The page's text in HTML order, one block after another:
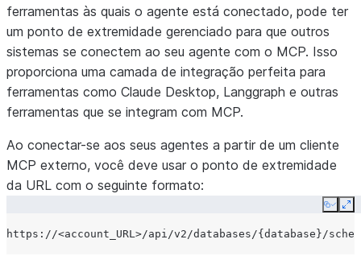
ferramentas às quais o agente está conectado, pode ter
um ponto de extremidade gerenciado para que outros
sistemas se conectem ao seu agente com o MCP. Isso
proporciona uma camada de integração perfeita para
ferramentas como Claude Desktop, Langgraph e outras
ferramentas que se integram com MCP.
Ao conectar-se aos seus agentes a partir de um cliente
MCP externo, você deve usar o ponto de extremidade
da URL com o seguinte formato:
Copy